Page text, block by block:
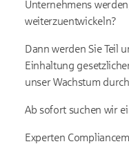
Unternehmens
weiterzuentwickeln?
Dann werden Sie Teil
Einhaltung
unser Wachstum
Ab sofort suchen wir
Experten